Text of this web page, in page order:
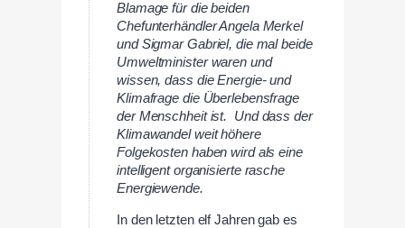
Blamage für die beiden
Chefunterhändler Angela Merkel
und Sigmar Gabriel, die mal beide
Umweltminister waren und
wissen, dass die Energie- und
Klimafrage die Überlebensfrage
der Menschheit ist. Und dass der
Klimawandel weit höhere
Folgekosten haben wird als eine
intelligent organisierte rasche
Energiewende.
In den letzten elf Jahren gab es